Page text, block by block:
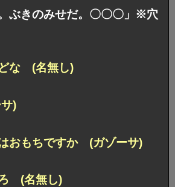
ぶきのみせだ。〇〇〇」※穴
な (名無し)
)
おもちですか (ガゾーサ)
(名無し)